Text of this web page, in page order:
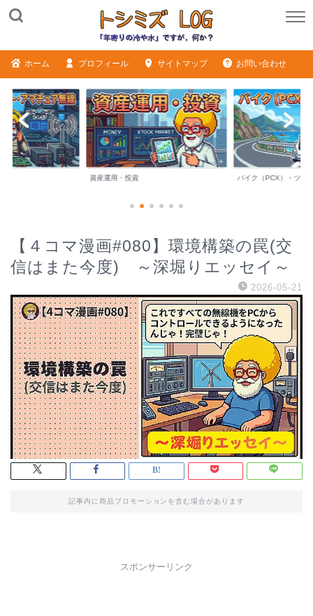
ホーム プロフィール サイトマップ お問い合わせ
バイク（PCX）・ツーリング シニアライフ・日記
【４コマ漫画#080】環境構築の罠(交
信はまた今度) ～深堀りエッセイ～
2026-05-21
記事内に商品プロモーションを含む場合があります
スポンサーリンク